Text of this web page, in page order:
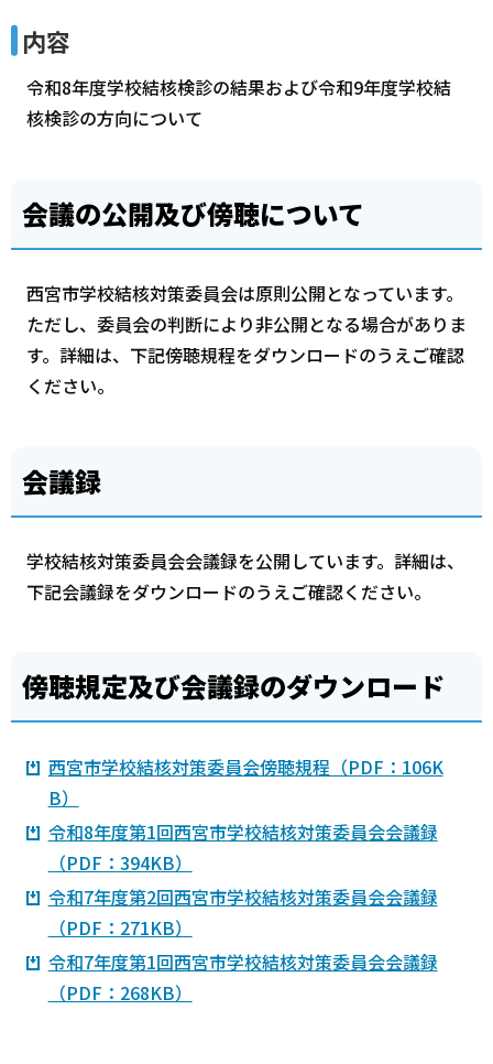
内容
令和8年度学校結核検診の結果および令和9年度学校結
核検診の方向について
会議の公開及び傍聴について
西宮市学校結核対策委員会は原則公開となっています。
ただし、委員会の判断により非公開となる場合がありま
す。詳細は、下記傍聴規程をダウンロードのうえご確認
ください。
会議録
学校結核対策委員会会議録を公開しています。詳細は、
下記会議録をダウンロードのうえご確認ください。
傍聴規定及び会議録のダウンロード
西宮市学校結核対策委員会傍聴規程（PDF：106K
B）
令和8年度第1回西宮市学校結核対策委員会会議録
（PDF：394KB）
令和7年度第2回西宮市学校結核対策委員会会議録
（PDF：271KB）
令和7年度第1回西宮市学校結核対策委員会会議録
（PDF：268KB）